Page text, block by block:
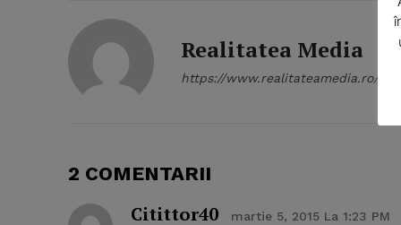
Realitatea Media
https://www.realitateamedia.ro/
2 COMENTARII
Citittor40 martie 5, 2015 La 1:23 PM